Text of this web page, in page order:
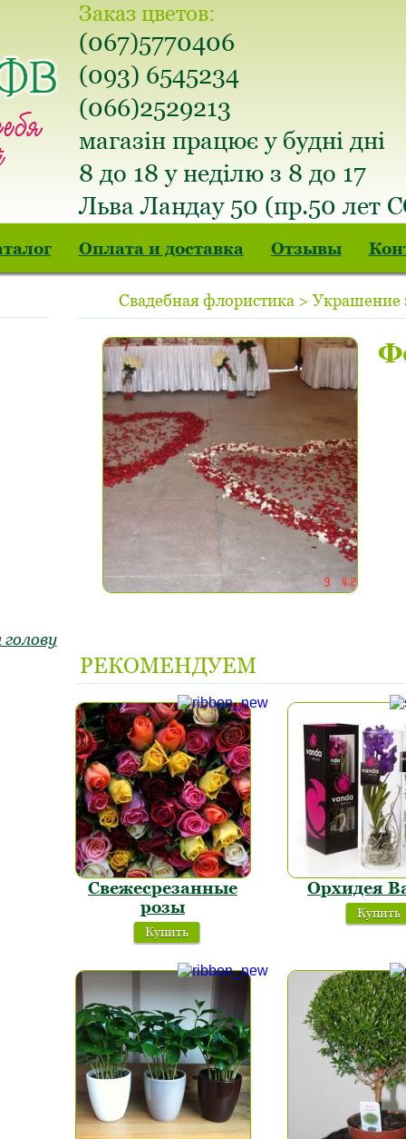
Заказ цветов:
(067)5770406
(093) 6545234
(066)2529213
магазін працює у будні дні
8 до 18 у неділю з 8 до 17
Льва Ландау 50 (пр.50 лет
Оплата и доставка Отзывы
Свадебная флористика > Украшение
РЕКОМЕНДУЕМ
Свежесрезанные
розы
Купить
Орхидея
Купить